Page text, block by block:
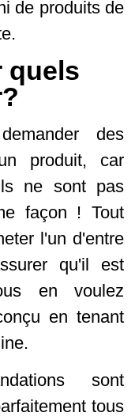
de produits de
quels
des
produit, car
ne sont pas
façon ! Tout
l'un d'entre
qu'il est
en voulez
en tenant
sont
tous